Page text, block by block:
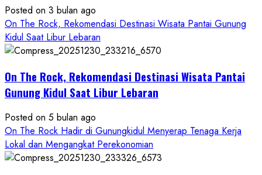
Baru,
Padukan
Keindahan
Alam
Wisata
Kekinian
Posted on 3 bulan ago
On The Rock, Rekomendasi Destinasi Wisata Pantai Gunung
Kidul Saat Libur Lebaran
On The Rock, Rekomendasi Destinasi Wisata Pantai
Gunung Kidul Saat Libur Lebaran
Posted on 5 bulan ago
On The Rock Hadir di Gunungkidul Menyerap Tenaga Kerja
Lokal dan Mengangkat Perekonomian